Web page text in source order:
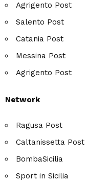
Agrigento Post
Salento Post
Catania Post
Messina Post
Agrigento Post
Network
Ragusa Post
Caltanissetta Post
BombaSicilia
Sport in Sicilia